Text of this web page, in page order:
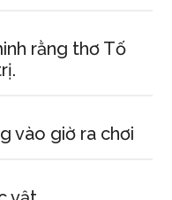
rằng thơ Tố
vào giờ ra chơi